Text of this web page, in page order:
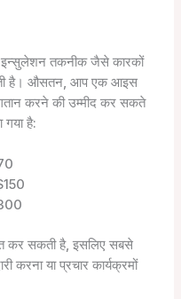
तकनीक जैसे कारकों
है। औसतन, आप एक आइस
करने की उम्मीद कर सकते
गया है:
कर सकती है, इसलिए सबसे
करना या प्रचार कार्यक्रमों